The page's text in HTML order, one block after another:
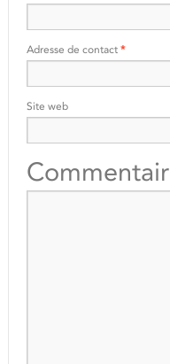
Adresse de contact *
Site web